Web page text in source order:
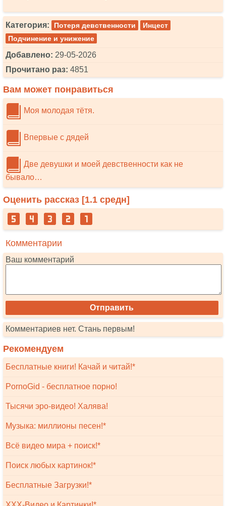
Категория: Потеря девственности
Инцест
Подчинение и унижение
Добавлено: 29-05-2026
Прочитано раз: 4851
Вам может понравиться
Моя молодая тётя.
Впервые с дядей
Две девушки и моей девственности как не
бывало…
Оценить рассказ [1.1 средн]
Комментарии
Ваш комментарий
Комментариев нет. Стань первым!
Рекомендуем
Бесплатные книги! Качай и читай!*
PornoGid - бесплатное порно!
Тысячи эро-видео! Халява!
Музыка: миллионы песен!*
Всё видео мира + поиск!*
Поиск любых картинок!*
Бесплатные Загрузки!*